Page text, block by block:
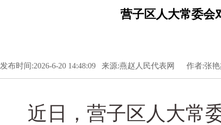
营子区人大常委会
发布时间:2026-6-20 14:48:09 来源:燕赵人民代表网 作者:张
近日，营子区人大常